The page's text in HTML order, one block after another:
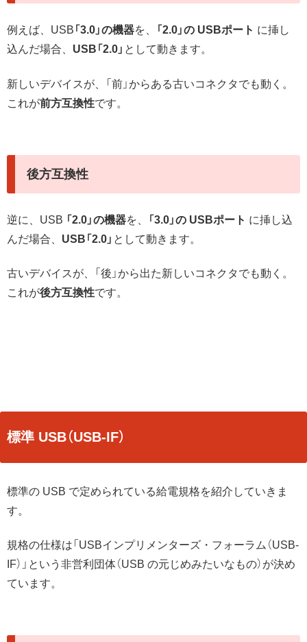
例えば、USB 「3.0」の機器を、 「2.0」の USBポート に挿し
込んだ場合、 USB「2.0」 として動きます。
新しいデバイスが、「前」からある古いコネクタでも動く。
これが前方互換性です。
後方互換性
逆に、USB 「2.0」の機器を、 「3.0」の USBポート に挿し込
んだ場合、 USB「2.0」 として動きます。
古いデバイスが、「後」から出た新しいコネクタでも動く。
これが後方互換性です。
標準 USB（USB-IF）
標準の USB で定められている給電規格を紹介していきま
す。
規格の仕様は「USBインプリメンターズ・フォーラム（USB-
IF）」という非営利団体（USB の元じめみたいなもの）が決め
ています。